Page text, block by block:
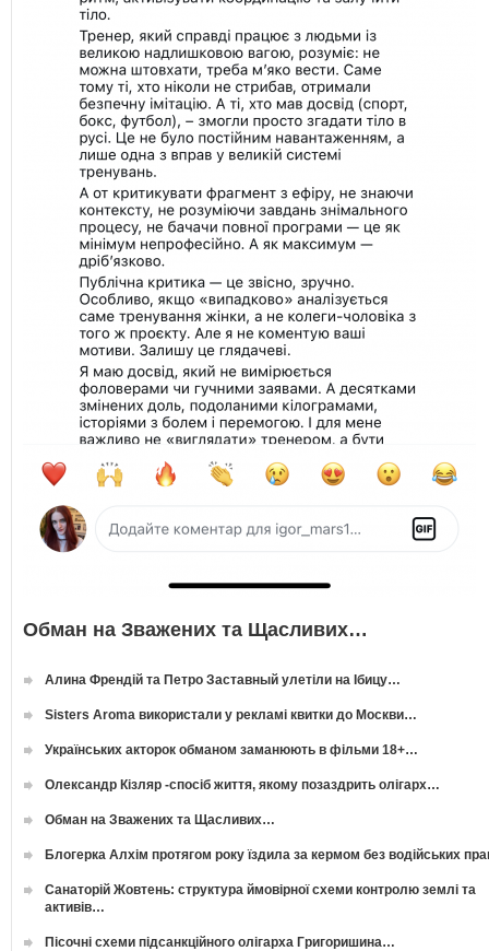
Обман на Зважених та Щасливих…
Алина Френдій та Петро Заставный улетіли на Ібицу…
Sisters Aroma використали у рекламі квитки до Москви…
Українських акторок обманом заманюють в фільми 18+…
Олександр Кізляр -спосіб життя, якому позаздрить олігарх…
Обман на Зважених та Щасливих…
Блогерка Алхім протягом року їздила за кермом без водійських
Санаторій Жовтень: структура ймовірної схеми контролю землі та
активів…
Пісочні схеми підсанкційного олігарха Григоришина…